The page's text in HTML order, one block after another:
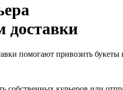
доставки
помогают привозить букеты